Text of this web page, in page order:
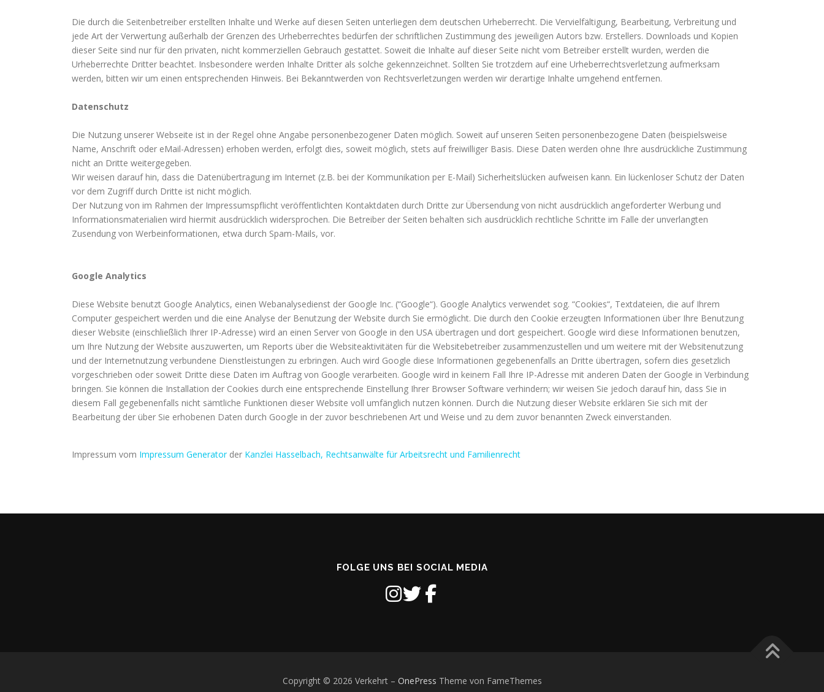
Die durch die Seitenbetreiber erstellten Inhalte und Werke auf diesen Seiten unterliegen dem deutschen Urheberrecht. Die Vervielfältigung, Bearbeitung, Verbreitung und
jede Art der Verwertung außerhalb der Grenzen des Urheberrechtes bedürfen der schriftlichen Zustimmung des jeweiligen Autors bzw. Erstellers. Downloads und Kopien
dieser Seite sind nur für den privaten, nicht kommerziellen Gebrauch gestattet. Soweit die Inhalte auf dieser Seite nicht vom Betreiber erstellt wurden, werden die
Urheberrechte Dritter beachtet. Insbesondere werden Inhalte Dritter als solche gekennzeichnet. Sollten Sie trotzdem auf eine Urheberrechtsverletzung aufmerksam
werden, bitten wir um einen entsprechenden Hinweis. Bei Bekanntwerden von Rechtsverletzungen werden wir derartige Inhalte umgehend entfernen.
Datenschutz
Die Nutzung unserer Webseite ist in der Regel ohne Angabe personenbezogener Daten möglich. Soweit auf unseren Seiten personenbezogene Daten (beispielsweise
Name, Anschrift oder eMail-Adressen) erhoben werden, erfolgt dies, soweit möglich, stets auf freiwilliger Basis. Diese Daten werden ohne Ihre ausdrückliche Zustimmung
nicht an Dritte weitergegeben.
Wir weisen darauf hin, dass die Datenübertragung im Internet (z.B. bei der Kommunikation per E-Mail) Sicherheitslücken aufweisen kann. Ein lückenloser Schutz der Daten
vor dem Zugriff durch Dritte ist nicht möglich.
Der Nutzung von im Rahmen der Impressumspflicht veröffentlichten Kontaktdaten durch Dritte zur Übersendung von nicht ausdrücklich angeforderter Werbung und
Informationsmaterialien wird hiermit ausdrücklich widersprochen. Die Betreiber der Seiten behalten sich ausdrücklich rechtliche Schritte im Falle der unverlangten
Zusendung von Werbeinformationen, etwa durch Spam-Mails, vor.
Google Analytics
Diese Website benutzt Google Analytics, einen Webanalysedienst der Google Inc. (“Google“). Google Analytics verwendet sog. “Cookies“, Textdateien, die auf Ihrem
Computer gespeichert werden und die eine Analyse der Benutzung der Website durch Sie ermöglicht. Die durch den Cookie erzeugten Informationen über Ihre Benutzung
dieser Website (einschließlich Ihrer IP-Adresse) wird an einen Server von Google in den USA übertragen und dort gespeichert. Google wird diese Informationen benutzen,
um Ihre Nutzung der Website auszuwerten, um Reports über die Websiteaktivitäten für die Websitebetreiber zusammenzustellen und um weitere mit der Websitenutzung
und der Internetnutzung verbundene Dienstleistungen zu erbringen. Auch wird Google diese Informationen gegebenenfalls an Dritte übertragen, sofern dies gesetzlich
vorgeschrieben oder soweit Dritte diese Daten im Auftrag von Google verarbeiten. Google wird in keinem Fall Ihre IP-Adresse mit anderen Daten der Google in Verbindung
bringen. Sie können die Installation der Cookies durch eine entsprechende Einstellung Ihrer Browser Software verhindern; wir weisen Sie jedoch darauf hin, dass Sie in
diesem Fall gegebenenfalls nicht sämtliche Funktionen dieser Website voll umfänglich nutzen können. Durch die Nutzung dieser Website erklären Sie sich mit der
Bearbeitung der über Sie erhobenen Daten durch Google in der zuvor beschriebenen Art und Weise und zu dem zuvor benannten Zweck einverstanden.
Impressum vom Impressum Generatorder Kanzlei Hasselbach, Rechtsanwälte für Arbeitsrecht und Familienrecht
FOLGE UNS BEI SOCIAL MEDIA
Copyright © 2026 Verkehrt – OnePress Theme von FameThemes